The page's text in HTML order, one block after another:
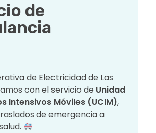
de
de Electricidad de Las
con el servicio de Unidad
Intensivos Móviles (UCIM),
de emergencia a